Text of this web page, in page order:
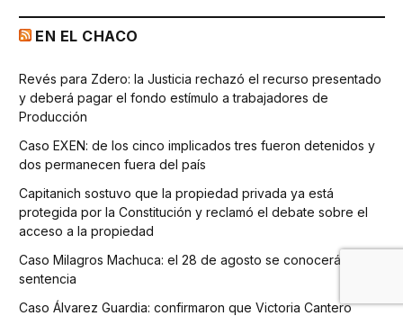
EN EL CHACO
Revés para Zdero: la Justicia rechazó el recurso presentado
y deberá pagar el fondo estímulo a trabajadores de
Producción
Caso EXEN: de los cinco implicados tres fueron detenidos y
dos permanecen fuera del país
Capitanich sostuvo que la propiedad privada ya está
protegida por la Constitución y reclamó el debate sobre el
acceso a la propiedad
Caso Milagros Machuca: el 28 de agosto se conocerá la
sentencia
Caso Álvarez Guardia: confirmaron que Victoria Cantero